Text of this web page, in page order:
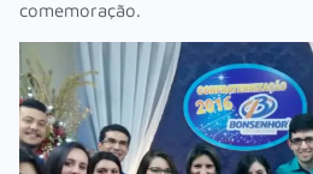
comemoração.